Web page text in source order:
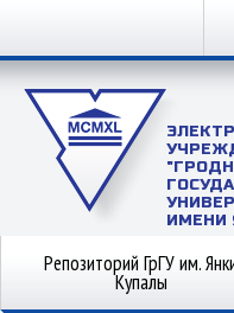
ИМЕНИ
Репозиторий ГрГУ им.
Купалы